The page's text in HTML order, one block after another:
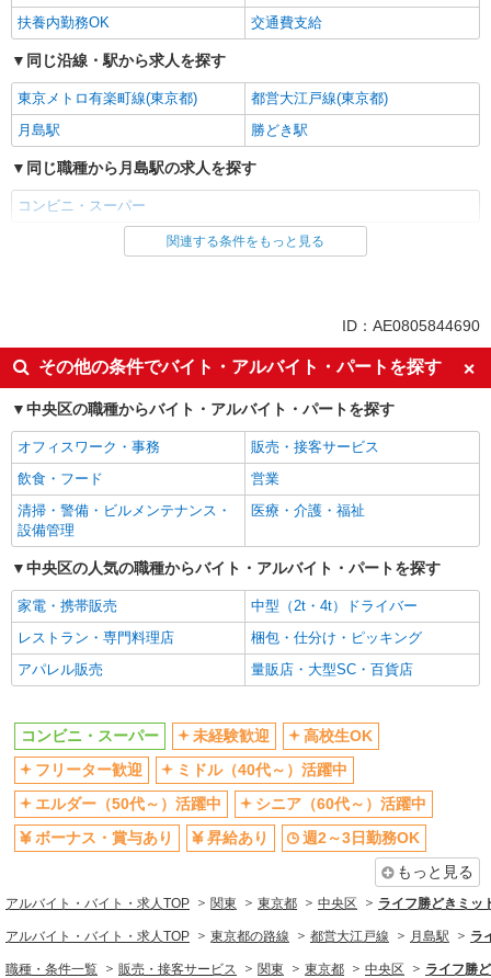
扶養内勤務OK
交通費支給
同じ沿線・駅から求人を探す
東京メトロ有楽町線(東京都)
都営大江戸線(東京都)
月島駅
勝どき駅
同じ職種から月島駅の求人を探す
コンビニ・スーパー
同じ雇用形態から月島駅の求人を探す
未経験歓迎
高校生OK
フリーター歓迎
ミドル（40代～）活躍中
エルダー（50代～）活躍中
シニア（60代～）活躍中
ボーナス・賞与あり
昇給あり
週2～3日勤務OK
短時間勤務（1日4h以内）OK
扶養内勤務OK
交通費支給
販売・接客サービス
コンビニ・スーパー
同じ特徴から求人を探す
ミドル（40代～）活躍中
ボーナス・賞与あり
週2～3日勤務OK
短時間勤務（1日4h以内）OK
扶養内勤務OK
交通費支給
関連する条件をもっと見る
ID：AE0805844690
その他の条件でバイト・アルバイト・パートを探す
中央区の職種からバイト・アルバイト・パートを探す
オフィスワーク・事務
販売・接客サービス
飲食・フード
営業
清掃・警備・ビルメンテナンス・
設備管理
医療・介護・福祉
中央区の人気の職種からバイト・アルバイト・パートを探す
家電・携帯販売
中型（2t・4t）ドライバー
レストラン・専門料理店
梱包・仕分け・ピッキング
アパレル販売
量販店・大型SC・百貨店
コンビニ・スーパー 未経験歓迎
高校生OK
フリーター歓迎
ミドル（40代～）活躍中
エルダー（50代～）活躍中
シニア（60代～）活躍中
ボーナス・賞与あり
昇給あり
週2～3日勤務OK
もっと見る
アルバイト・バイト・求人TOP 関東 東京都 中央区 ライフ勝どきミッ
アルバイト・バイト・求人TOP 東京都の路線 都営大江戸線 月島駅 ラ
職種・条件一覧 販売・接客サービス 関東 東京都 中央区 ライフ勝